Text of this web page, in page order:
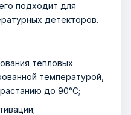
подходит для
детекторов.
тепловых
температурой,
до 90°С;